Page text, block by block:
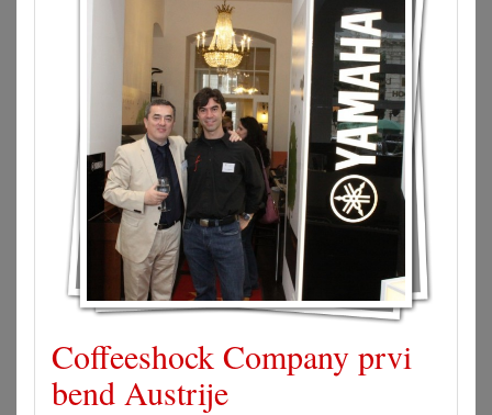
Coffeeshock Company prvi
bend Austrije